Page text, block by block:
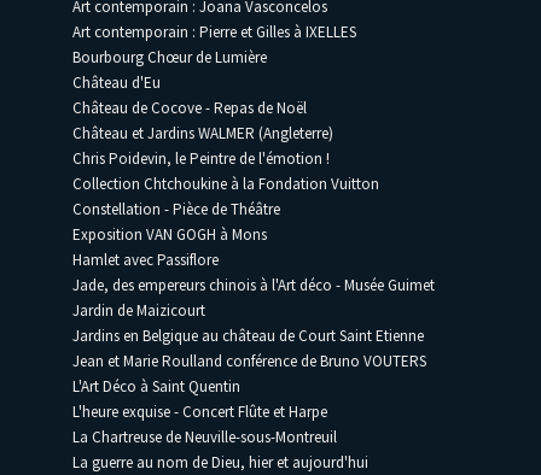
Art contemporain : Joana Vasconcelos
Art contemporain : Pierre et Gilles à IXELLES
Bourbourg Chœur de Lumière
Château d'Eu
Château de Cocove - Repas de Noël
Château et Jardins WALMER (Angleterre)
Chris Poidevin, le Peintre de l'émotion !
Collection Chtchoukine à la Fondation Vuitton
Constellation - Pièce de Théâtre
Exposition VAN GOGH à Mons
Hamlet avec Passiflore
Jade, des empereurs chinois à l'Art déco - Musée Guimet
Jardin de Maizicourt
Jardins en Belgique au château de Court Saint Etienne
Jean et Marie Roulland conférence de Bruno VOUTERS
L'Art Déco à Saint Quentin
L'heure exquise - Concert Flûte et Harpe
La Chartreuse de Neuville-sous-Montreuil
La guerre au nom de Dieu, hier et aujourd'hui